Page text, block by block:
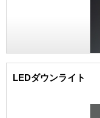
LEDダウンライト